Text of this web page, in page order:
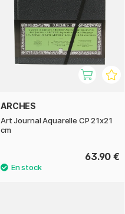
ARCHES
Art Journal Aquarelle CP 21x21
cm
63.90 €